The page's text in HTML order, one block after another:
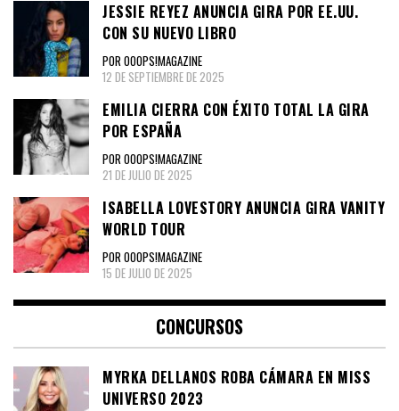
JESSIE REYEZ ANUNCIA GIRA POR EE.UU.
CON SU NUEVO LIBRO
POR OOOPS!MAGAZINE
12 DE SEPTIEMBRE DE 2025
EMILIA CIERRA CON ÉXITO TOTAL LA GIRA
POR ESPAÑA
POR OOOPS!MAGAZINE
21 DE JULIO DE 2025
ISABELLA LOVESTORY ANUNCIA GIRA VANITY
WORLD TOUR
POR OOOPS!MAGAZINE
15 DE JULIO DE 2025
CONCURSOS
MYRKA DELLANOS ROBA CÁMARA EN MISS
UNIVERSO 2023